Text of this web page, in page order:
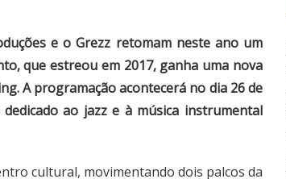
e o Grezz retomam neste ano um
que estreou em 2017, ganha uma nova
A programação acontecerá no dia 26 de
ao jazz e à música instrumental
cultural, movimentando dois palcos da